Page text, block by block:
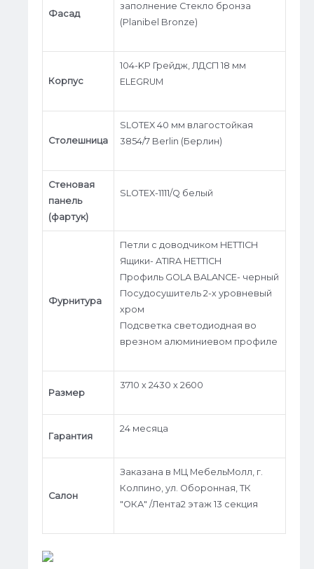
Фасад
заполнение Стекло бронза
(Planibel Bronze)
Корпус
104-KP Грейдж, ЛДСП 18 мм
ELEGRUM
Столешница
SLOTEX 40 мм влагостойкая
3854/7 Berlin (Берлин)
Стеновая
панель
(фартук)
SLOTEX-1111/Q белый
Фурнитура
Петли с доводчиком HETTICH
Ящики- ATIRA HETTICH
Профиль GOLA BALANCE- черный
Посудосушитель 2-х уровневый
хром
Подсветка светодиодная во
врезном алюминиевом профиле
Размер
3710 х 2430 х 2600
Гарантия
24 месяца
Салон
Заказана в МЦ МебельМолл, г.
Колпино, ул. Оборонная, ТК
"ОКА" /Лента2 этаж 13 секция